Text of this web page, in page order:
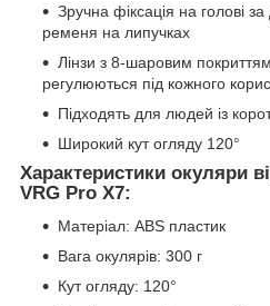
Зручна фіксація на голові
ременя на липучках
Лінзи з 8-шаровим
регулюються під кожного
Підходять для людей із
Широкий кут огляду 120°
Характеристики окуляри
VRG Pro X7:
Матеріал: ABS пластик
Вага окулярів: 300 г
Кут огляду: 120°